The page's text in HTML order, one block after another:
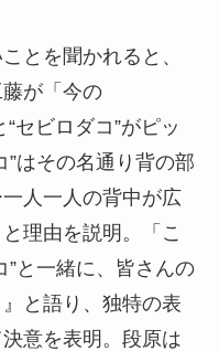
とを聞かれると、
が「今の
セビロダコ”がピッ
”はその名通り背の部
人一人の背中が広
理由を説明。「こ
”と一緒に、皆さんの
と語り、独特の表
意を表明。段原は